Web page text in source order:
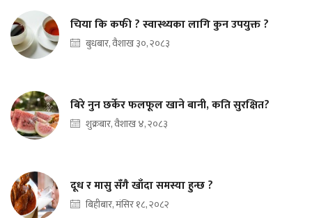
चिया कि कफी ? स्वास्थ्यका लागि कुन उपयुक्त ?
बुधबार, वैशाख ३०, २०८३
बिरे नुन छर्केर फलफूल खाने बानी, कति सुरक्षित?
शुक्रबार, वैशाख ४, २०८३
दूध र मासु सँगै खाँदा समस्या हुन्छ ?
बिहीबार, मंसिर १८, २०८२